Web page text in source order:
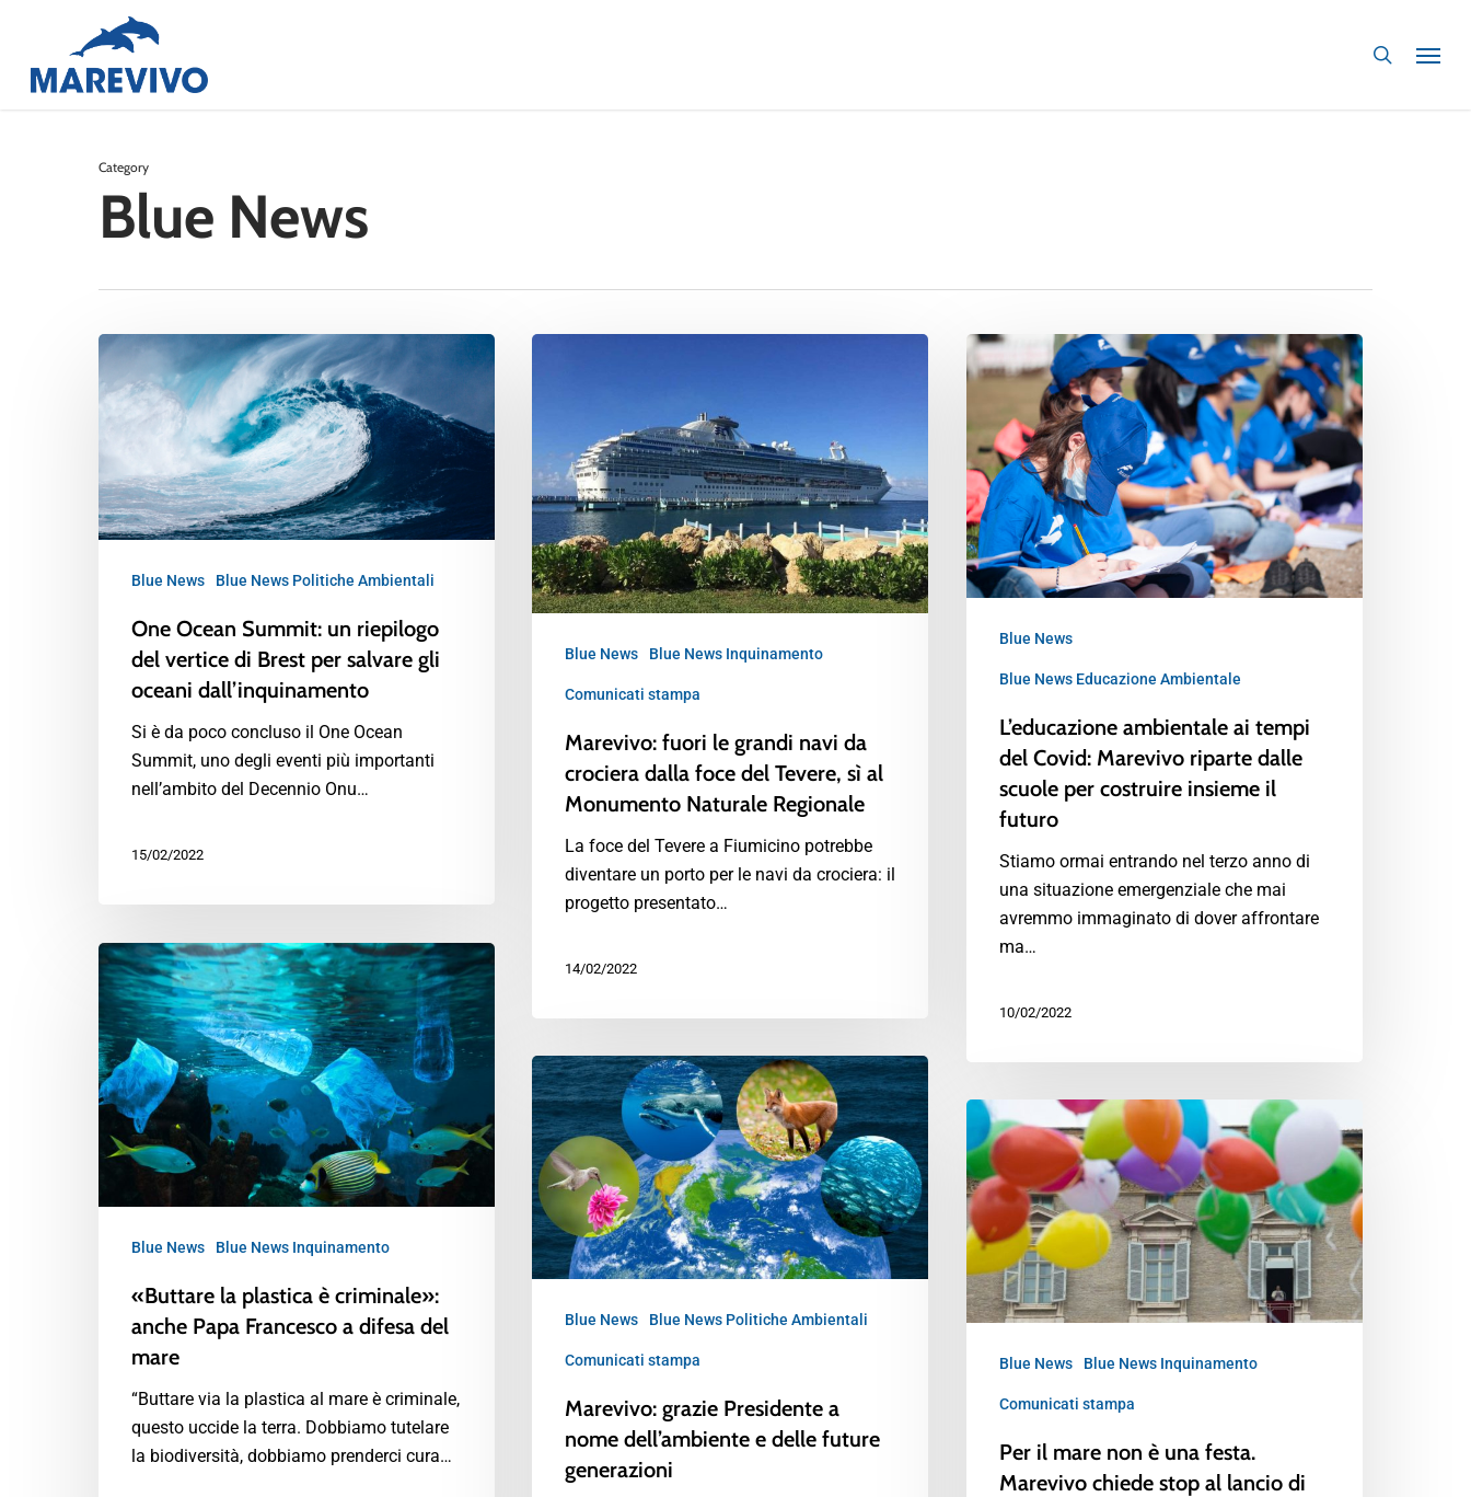
main
search
Category
Blue News
Blue News Blue News Politiche Ambientali
One Ocean Summit: un riepilogo
del vertice di Brest per salvare gli
oceani dall’inquinamento
Si è da poco concluso il One Ocean
Summit, uno degli eventi più importanti
nell’ambito del Decennio Onu…
15/02/2022
Blue News Blue News Inquinamento
Comunicati stampa
Marevivo: fuori le grandi navi da
crociera dalla foce del Tevere, sì al
Monumento Naturale Regionale
La foce del Tevere a Fiumicino potrebbe
diventare un porto per le navi da crociera: il
progetto presentato…
14/02/2022
Blue News
Blue News Educazione Ambientale
L’educazione ambientale ai tempi
del Covid: Marevivo riparte dalle
scuole per costruire insieme il
futuro
Stiamo ormai entrando nel terzo anno di
una situazione emergenziale che mai
avremmo immaginato di dover affrontare
ma…
10/02/2022
Blue News Blue News Inquinamento
«Buttare la plastica è criminale»:
anche Papa Francesco a difesa del
mare
“Buttare via la plastica al mare è criminale,
questo uccide la terra. Dobbiamo tutelare
la biodiversità, dobbiamo prenderci cura…
Blue News Blue News Politiche Ambientali
Comunicati stampa
Marevivo: grazie Presidente a
nome dell’ambiente e delle future
generazioni
Blue News Blue News Inquinamento
Comunicati stampa
Per il mare non è una festa.
Marevivo chiede stop al lancio di